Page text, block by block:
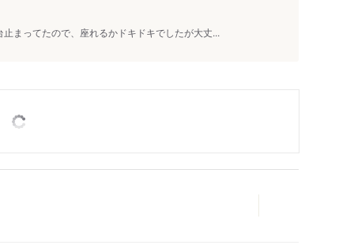
まってたので、座れるかドキドキでしたが大丈...